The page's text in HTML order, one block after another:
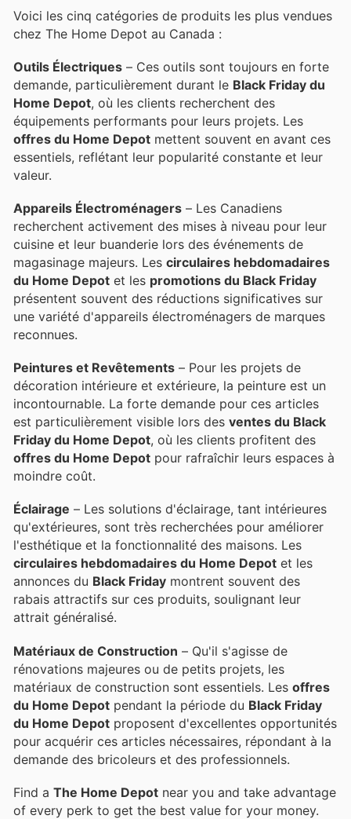
Voici les cinq catégories de produits les plus vendues
chez The Home Depot au Canada :
Outils Électriques – Ces outils sont toujours en forte
demande, particulièrement durant le Black Friday du
Home Depot, où les clients recherchent des
équipements performants pour leurs projets. Les
offres du Home Depot mettent souvent en avant ces
essentiels, reflétant leur popularité constante et leur
valeur.
Appareils Électroménagers – Les Canadiens
recherchent activement des mises à niveau pour leur
cuisine et leur buanderie lors des événements de
magasinage majeurs. Les circulaires hebdomadaires
du Home Depot et les promotions du Black Friday
présentent souvent des réductions significatives sur
une variété d'appareils électroménagers de marques
reconnues.
Peintures et Revêtements – Pour les projets de
décoration intérieure et extérieure, la peinture est un
incontournable. La forte demande pour ces articles
est particulièrement visible lors des ventes du Black
Friday du Home Depot, où les clients profitent des
offres du Home Depot pour rafraîchir leurs espaces à
moindre coût.
Éclairage – Les solutions d'éclairage, tant intérieures
qu'extérieures, sont très recherchées pour améliorer
l'esthétique et la fonctionnalité des maisons. Les
circulaires hebdomadaires du Home Depot et les
annonces du Black Friday montrent souvent des
rabais attractifs sur ces produits, soulignant leur
attrait généralisé.
Matériaux de Construction – Qu'il s'agisse de
rénovations majeures ou de petits projets, les
matériaux de construction sont essentiels. Les offres
du Home Depot pendant la période du Black Friday
du Home Depot proposent d'excellentes opportunités
pour acquérir ces articles nécessaires, répondant à la
demande des bricoleurs et des professionnels.
Find a The Home Depot near you and take advantage
of every perk to get the best value for your money.